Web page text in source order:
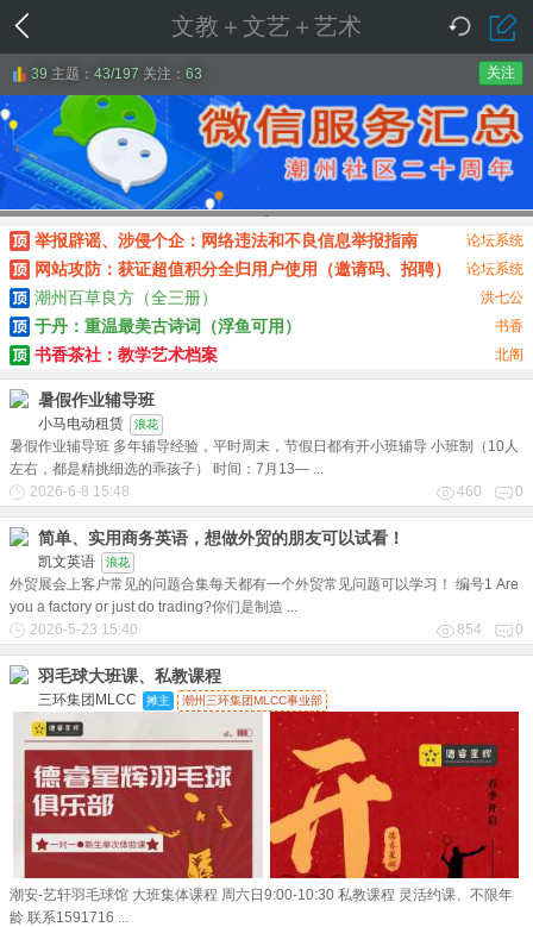
文教＋文艺＋艺术
关注
39 主题： 43/197 关注： 63
1
论坛系统
举报辟谣、涉侵个企：网络违法和不良信息举报指南
论坛系统
网站攻防：获证超值积分全归用户使用（邀请码、招聘）
洪七公
潮州百草良方（全三册）
书香
于丹：重温最美古诗词（浮鱼可用）
北阁
书香茶社：教学艺术档案
暑假作业辅导班
小马电动租赁 浪花
暑假作业辅导班 多年辅导经验，平时周末，节假日都有开小班辅导 小班制（10人
左右，都是精挑细选的乖孩子） 时间：7月13— ...
2026-6-8 15:48
460 0
简单、实用商务英语，想做外贸的朋友可以试看！
凯文英语 浪花
外贸展会上客户常见的问题合集每天都有一个外贸常见问题可以学习！ 编号1 Are
you a factory or just do trading?你们是制造 ...
2026-5-23 15:40
854 0
羽毛球大班课、私教课程
三环集团MLCC 摊主 潮州三环集团MLCC事业部
潮安-艺轩羽毛球馆 大班集体课程 周六日9:00-10:30 私教课程 灵活约课、不限年
龄 联系1591716 ...